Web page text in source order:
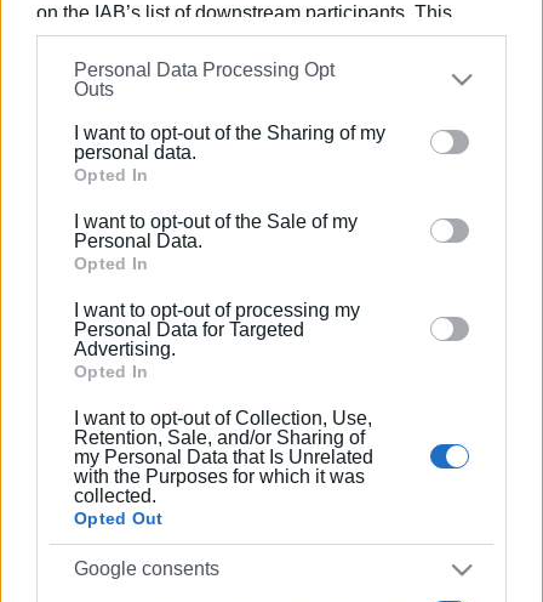
on the IAB’s list of downstream participants. This
information may also be disclosed by us to third parties
on theIAB’s List of Downstream Participants
that may
further disclose it to other third parties.
Please note that this website/app uses one or more
Google services and may gather and store information
behaviour. You may click to grant or deny consent to
Google and its third-party tags to use your data for
section.
Personal Data Processing Opt
Outs
I want to opt-out of the Sharing of my
personal data.
Opted In
I want to opt-out of the Sale of my
Personal Data.
Opted In
I want to opt-out of processing my
Personal Data for Targeted
Advertising.
Opted In
I want to opt-out of Collection, Use,
Retention, Sale, and/or Sharing of
my Personal Data that Is Unrelated
with the Purposes for which it was
collected.
Opted Out
Google consents
Πτώση